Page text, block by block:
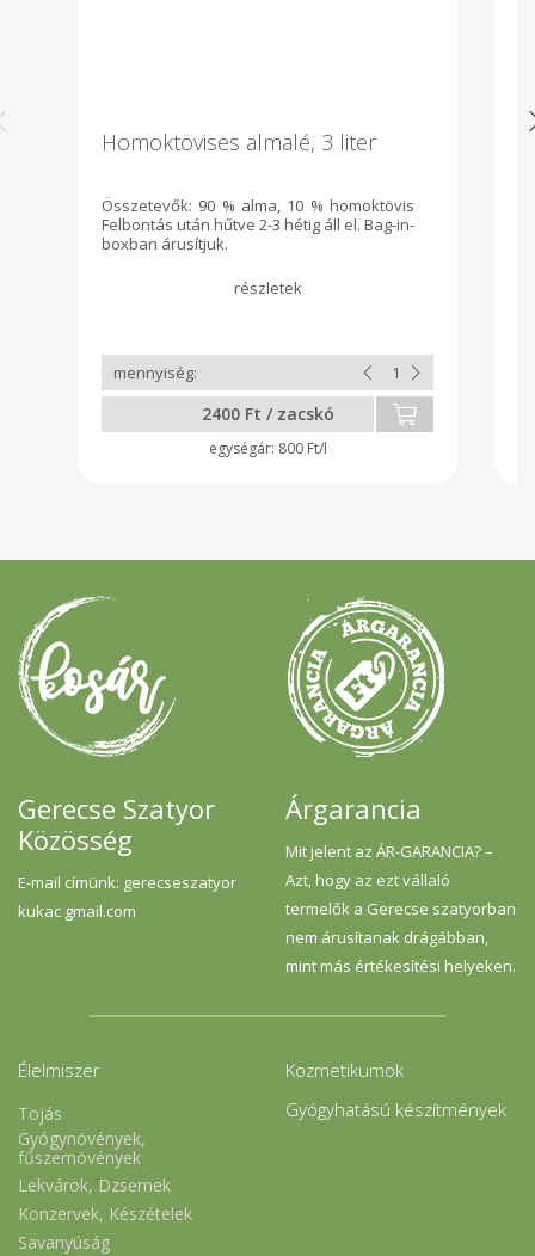
Homoktövises almalé, 3 liter
Összetevők: 90 % alma, 10 % homoktövis
Felbontás után hűtve 2-3 hétig áll el. Bag-in-
boxban árusítjuk.
2400 Ft / zacskó
800 Ft/l
Gerecse Szatyor
Közösség
E-mail címünk: gerecseszatyor
kukac gmail.com
Árgarancia
Mit jelent az ÁR-GARANCIA? –
Azt, hogy az ezt vállaló
termelők a Gerecse szatyorban
nem árusítanak drágábban,
mint más értékesítési helyeken.
Élelmiszer
Tojás
Gyógynövények,
fűszernövények
Lekvárok, Dzsemek
Konzervek, Készételek
Savanyúság
Kozmetikumok
Gyógyhatású készítmények